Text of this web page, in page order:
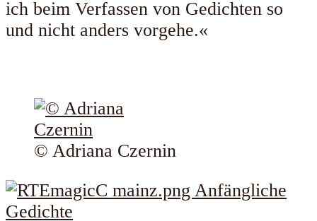
ich beim Verfassen von Gedichten so
und nicht anders vorgehe.«
© Adriana Czernin